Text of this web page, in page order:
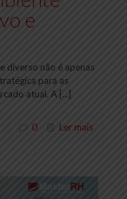
e
diverso não é apenas
para as
atual. A […]
0 Ler mais